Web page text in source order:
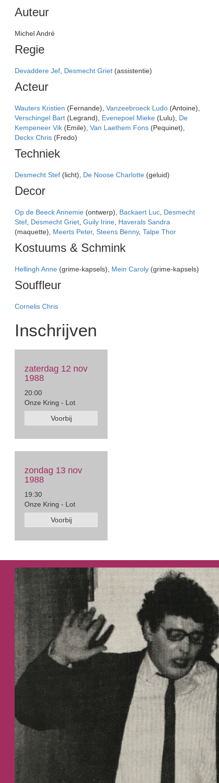
Auteur
Michel André
Regie
Devaddere Jef Desmecht Griet (assistentie)
Acteur
Wauters Kristien (Fernande), Vanzeebroeck Ludo (Antoine),
Verschingel Bart (Legrand), Evenepoel Mieke (Lulu), De
Kempeneer Vik (Emile), Van Laethem Fons (Pequinet),
Deckx Chris (Fredo)
Techniek
Desmecht Stef (licht), De Noose Charlotte (geluid)
Decor
Op de Beeck Annemie (ontwerp), Backaert Luc Desmecht
Stef Desmecht Griet Guily Irine Haverals Sandra
(maquette), Meerts Peter, Steens Benny, Talpe Thor
Kostuums & Schmink
Hellingh Anne (grime-kapsels), Mein Caroly (grime-kapsels)
Souffleur
Cornelis Chris
Inschrijven
zaterdag 12 nov
1988
20:00
Onze Kring - Lot
Voorbij
zondag 13 nov
1988
19:30
Onze Kring - Lot
Voorbij